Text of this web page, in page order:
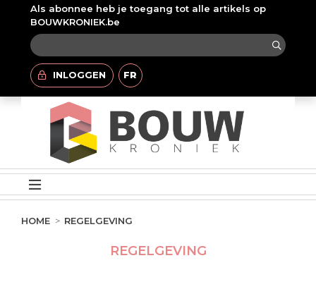
Als abonnee heb je toegang tot alle artikels op
BOUWKRONIEK.be
INLOGGEN FR
HOME REGELGEVING
REGELGEVING